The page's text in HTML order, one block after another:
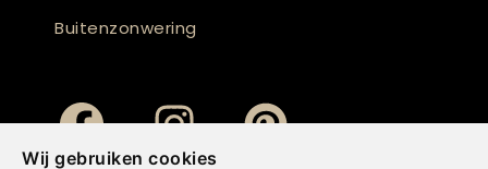
Wij gebruiken cookies
Buitenzonwering